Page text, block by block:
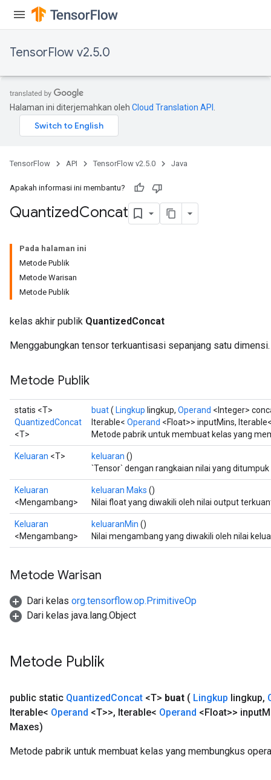
TensorFlow v2.5.0
Halaman ini diterjemahkan oleh Cloud Translation API
TensorFlow API TensorFlow v2.5.0 Java
Apakah informasi ini membantu?
QuantizedConcat
Pada halaman ini
Metode Publik
Metode Warisan
Metode Publik
kelas akhir publik QuantizedConcat
Menggabungkan tensor terkuantisasi sepanjang satu dimensi.
Metode Publik
statis <T>
QuantizedConcat
<T>
buat( Lingkup lingkup, Operand <Integer>
Iterable< Operand <Float>> inputMins,
Metode pabrik untuk membuat kelas yang
Keluaran <T> keluaran ()
`Tensor` dengan rangkaian nilai yang
Keluaran
<Mengambang>
keluaran Maks ()
Nilai float yang diwakili oleh nilai output
Keluaran
<Mengambang>
keluaranMin ()
Nilai mengambang yang diwakili oleh nilai
Metode Warisan
Dari kelas org.tensorflow.op.PrimitiveOp
Dari kelas java.lang.Object
Metode Publik
public static QuantizedConcat <T> buat ( Lingkup lingkup,
Iterable< Operand <T>>, Iterable< Operand <Float>> input
Maxes)
Metode pabrik untuk membuat kelas yang membungkus